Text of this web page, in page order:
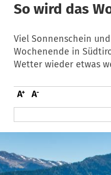
So wird das
Viel Sonnenschein
Wochenende in
Wetter wieder etwas